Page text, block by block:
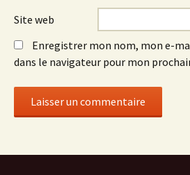
Site web
Enregistrer mon nom, mon e-
dans le navigateur pour mon